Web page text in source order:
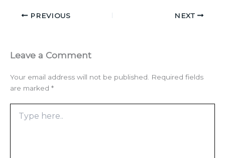
PREVIOUS NEXT
Leave a Comment
Your email address will not be published.
Required fields
are marked *
here..